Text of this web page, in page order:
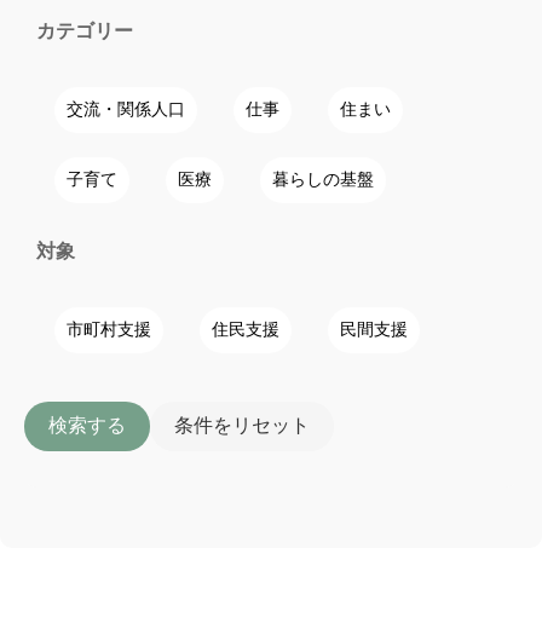
カテゴリー
交流・関係人口 仕事 住まい
子育て 医療 暮らしの基盤
対象
市町村支援 住民支援 民間支援
検索する 条件をリセット